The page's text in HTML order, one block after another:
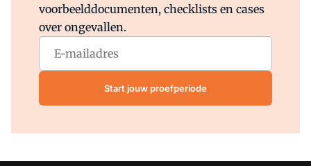
voorbeelddocumenten, checklists en cases
over ongevallen.
Start jouw proefperiode